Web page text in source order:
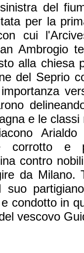
del
per la
cui
Ambrogio
alla chiesa
del Seprio
e le
corrotto e
contro
da
suo
condotto in
vescovo